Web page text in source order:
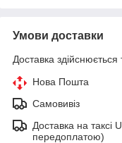
Умови доставки
Доставка здійснюється
Нова Пошта
Самовивіз
Доставка на таксі
передоплатою)